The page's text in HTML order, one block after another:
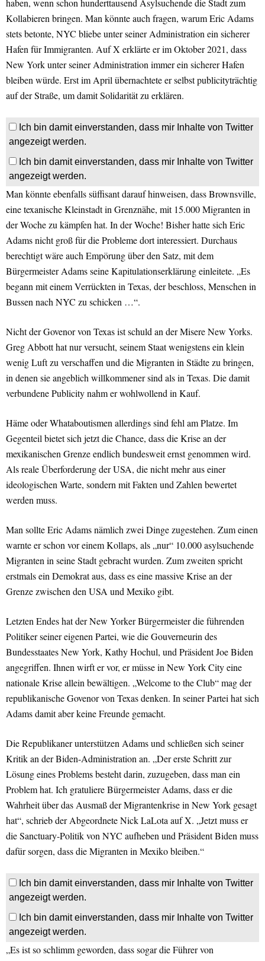
haben, wenn schon hunderttausend Asylsuchende die Stadt zum
Kollabieren bringen. Man könnte auch fragen, warum Eric Adams
stets betonte, NYC bliebe unter seiner Administration ein sicherer
Hafen für Immigranten. Auf X erklärte er im Oktober 2021, dass
New York unter seiner Administration immer ein sicherer Hafen
bleiben würde. Erst im April übernachtete er selbst publicityträchtig
auf der Straße, um damit Solidarität zu erklären.
Ich bin damit einverstanden, dass mir Inhalte von Twitter
angezeigt werden.
Ich bin damit einverstanden, dass mir Inhalte von Twitter
angezeigt werden.
Man könnte ebenfalls süffisant darauf hinweisen, dass Brownsville,
eine texanische Kleinstadt in Grenznähe, mit 15.000 Migranten in
der Woche zu kämpfen hat. In der Woche! Bisher hatte sich Eric
Adams nicht groß für die Probleme dort interessiert. Durchaus
berechtigt wäre auch Empörung über den Satz, mit dem
Bürgermeister Adams seine Kapitulationserklärung einleitete. „Es
begann mit einem Verrückten in Texas, der beschloss, Menschen in
Bussen nach NYC zu schicken …“.
Nicht der Govenor von Texas ist schuld an der Misere New Yorks.
Greg Abbott hat nur versucht, seinem Staat wenigstens ein klein
wenig Luft zu verschaffen und die Migranten in Städte zu bringen,
in denen sie angeblich willkommener sind als in Texas. Die damit
verbundene Publicity nahm er wohlwollend in Kauf.
Häme oder Whataboutismen allerdings sind fehl am Platze. Im
Gegenteil bietet sich jetzt die Chance, dass die Krise an der
mexikanischen Grenze endlich bundesweit ernst genommen wird.
Als reale Überforderung der USA, die nicht mehr aus einer
ideologischen Warte, sondern mit Fakten und Zahlen bewertet
werden muss.
Man sollte Eric Adams nämlich zwei Dinge zugestehen. Zum einen
warnte er schon vor einem Kollaps, als „nur“ 10.000 asylsuchende
Migranten in seine Stadt gebracht wurden. Zum zweiten spricht
erstmals ein Demokrat aus, dass es eine massive Krise an der
Grenze zwischen den USA und Mexiko gibt.
Letzten Endes hat der New Yorker Bürgermeister die führenden
Politiker seiner eigenen Partei, wie die Gouverneurin des
Bundesstaates New York, Kathy Hochul, und Präsident Joe Biden
angegriffen. Ihnen wirft er vor, er müsse in New York City eine
nationale Krise allein bewältigen. „Welcome to the Club“ mag der
republikanische Govenor von Texas denken. In seiner Partei hat sich
Adams damit aber keine Freunde gemacht.
Die Republikaner unterstützen Adams und schließen sich seiner
Kritik an der Biden-Administration an. „Der erste Schritt zur
Lösung eines Problems besteht darin, zuzugeben, dass man ein
Problem hat. Ich gratuliere Bürgermeister Adams, dass er die
Wahrheit über das Ausmaß der Migrantenkrise in New York gesagt
hat“, schrieb der Abgeordnete Nick LaLota auf X. „Jetzt muss er
die Sanctuary-Politik von NYC aufheben und Präsident Biden muss
dafür sorgen, dass die Migranten in Mexiko bleiben.“
Ich bin damit einverstanden, dass mir Inhalte von Twitter
angezeigt werden.
Ich bin damit einverstanden, dass mir Inhalte von Twitter
angezeigt werden.
„Es ist so schlimm geworden, dass sogar die Führer von